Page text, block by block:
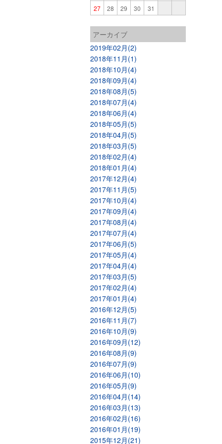
27 28 29 30 31
アーカイブ
2019年02月(2)
2018年11月(1)
2018年10月(4)
2018年09月(4)
2018年08月(5)
2018年07月(4)
2018年06月(4)
2018年05月(5)
2018年04月(5)
2018年03月(5)
2018年02月(4)
2018年01月(4)
2017年12月(4)
2017年11月(5)
2017年10月(4)
2017年09月(4)
2017年08月(4)
2017年07月(4)
2017年06月(5)
2017年05月(4)
2017年04月(4)
2017年03月(5)
2017年02月(4)
2017年01月(4)
2016年12月(5)
2016年11月(7)
2016年10月(9)
2016年09月(12)
2016年08月(9)
2016年07月(9)
2016年06月(10)
2016年05月(9)
2016年04月(14)
2016年03月(13)
2016年02月(16)
2016年01月(19)
2015年12月(21)